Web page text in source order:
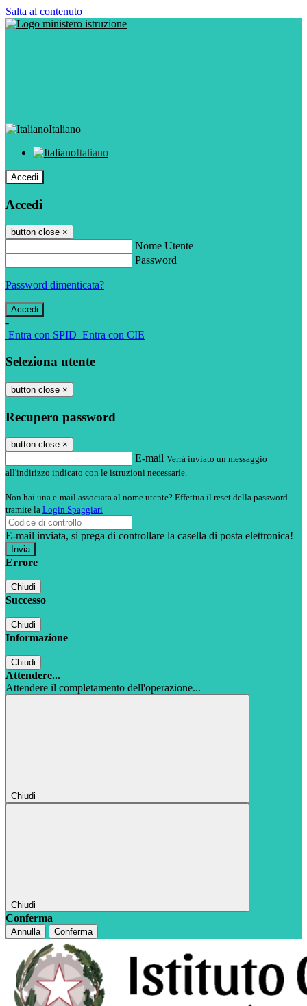
Salta al contenuto
Italiano
Italiano
Accedi
Accedi
button close ×
Nome Utente
Password
Password dimenticata?
-
Entra con SPID Entra con CIE
Seleziona utente
button close ×
Recupero password
button close ×
E-mail Verrà inviato un messaggio
all'indirizzo indicato con le istruzioni necessarie.
Non hai una e-mail associata al nome utente? Effettua il reset della password
tramite la Login Spaggiari
E-mail inviata, si prega di controllare la casella di posta elettronica!
Errore
Chiudi
Successo
Chiudi
Informazione
Chiudi
Attendere...
Attendere il completamento dell'operazione...
Chiudi
Chiudi
Conferma
Annulla Conferma